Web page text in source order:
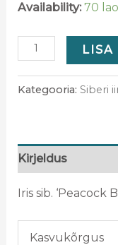
Availability: 70
LISA
Kategooria: Siberi
Kirjeldus
Iris sib.
Kasvukõrgus